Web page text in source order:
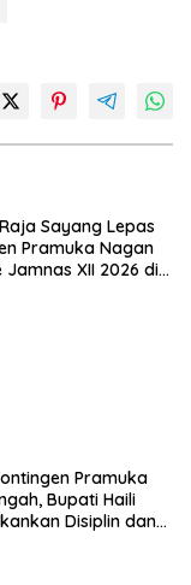
Sayang Lepas
Pramuka Nagan
Jamnas XII 2026 di
Pramuka
Bupati Haili
Disiplin dan